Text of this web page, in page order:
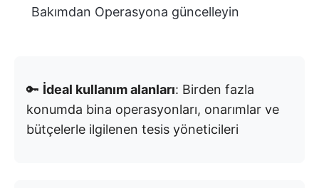
Bakımdan Operasyona güncelleyin
🔑 İdeal kullanım alanları: Birden fazla
konumda bina operasyonları, onarımlar ve
bütçelerle ilgilenen tesis yöneticileri